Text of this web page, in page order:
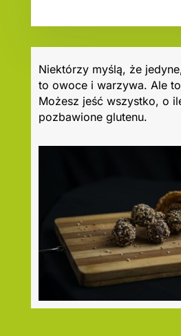
Niektórzy myślą, że
to owoce i warzywa. Ale
Możesz jeść wszystko, o
pozbawione glutenu.